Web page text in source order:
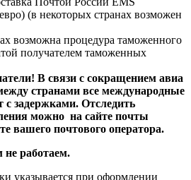
(в некоторых странах возможен
возможна процедура таможенного
получателем таможенных
В связи с сокращением авиа
странами все международные
с задержками. Отследить
можно на сайте почты
вашего почтового оператора.
работаем.
указывается при оформлении